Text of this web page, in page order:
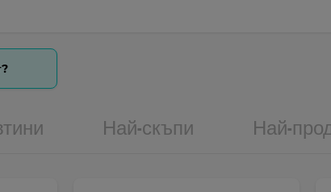
Най-скъпи Най-